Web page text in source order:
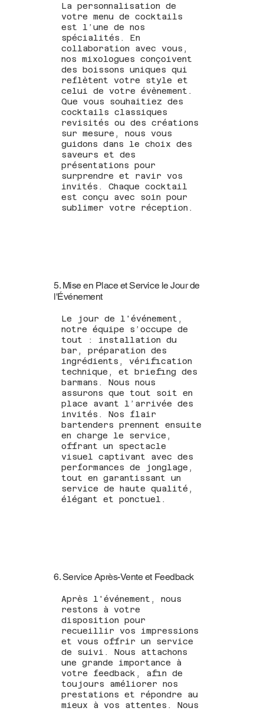
La personnalisation de
votre menu de cocktails
est l’une de nos
spécialités. En
collaboration avec vous,
nos mixologues conçoivent
des boissons uniques qui
reflètent votre style et
celui de votre évènement.
Que vous souhaitiez des
cocktails classiques
revisités ou des créations
sur mesure, nous vous
guidons dans le choix des
saveurs et des
présentations pour
surprendre et ravir vos
invités. Chaque cocktail
est conçu avec soin pour
sublimer votre réception.
5. Mise en Place et Service le Jour de
l'Événement
Le jour de l'événement,
notre équipe s’occupe de
tout : installation du
bar, préparation des
ingrédients, vérification
technique, et briefing des
barmans. Nous nous
assurons que tout soit en
place avant l’arrivée des
invités. Nos flair
bartenders prennent ensuite
en charge le service,
offrant un spectacle
visuel captivant avec des
performances de jonglage,
tout en garantissant un
service de haute qualité,
élégant et ponctuel.
6. Service Après-Vente et Feedback
Après l'événement, nous
restons à votre
disposition pour
recueillir vos impressions
et vous offrir un service
de suivi. Nous attachons
une grande importance à
votre feedback, afin de
toujours améliorer nos
prestations et répondre au
mieux à vos attentes. Nous